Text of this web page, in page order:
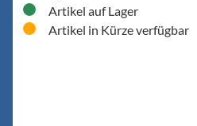
Artikel auf Lager
Artikel in Kürze verfügbar